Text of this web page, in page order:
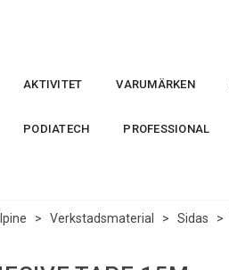
AKTIVITET VARUMÄRKEN
PODIATECH PROFESSIONAL
> Verkstadsmaterial > Sidas >